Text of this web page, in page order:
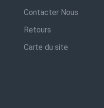
Contacter Nous
Retours
Carte du site